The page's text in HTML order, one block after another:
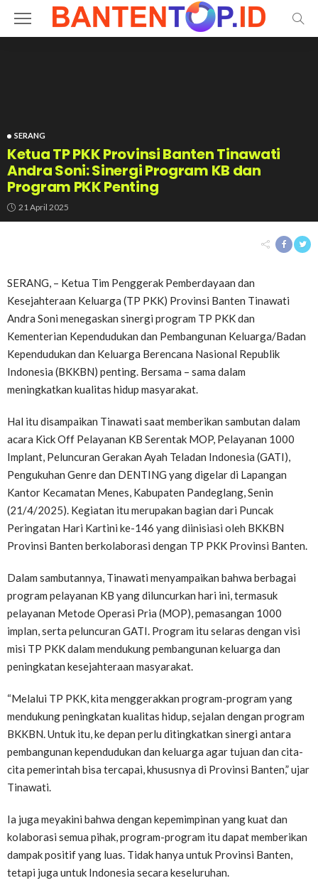
SERANG
Ketua TP PKK Provinsi Banten Tinawati
Andra Soni: Sinergi Program KB dan
Program PKK Penting
21 April 2025
SERANG, – Ketua Tim Penggerak Pemberdayaan dan
Kesejahteraan Keluarga (TP PKK) Provinsi Banten Tinawati
Andra Soni menegaskan sinergi program TP PKK dan
Kementerian Kependudukan dan Pembangunan Keluarga/Badan
Kependudukan dan Keluarga Berencana Nasional Republik
Indonesia (BKKBN) penting. Bersama – sama dalam
meningkatkan kualitas hidup masyarakat.
Hal itu disampaikan Tinawati saat memberikan sambutan dalam
acara Kick Off Pelayanan KB Serentak MOP, Pelayanan 1000
Implant, Peluncuran Gerakan Ayah Teladan Indonesia (GATI),
Pengukuhan Genre dan DENTING yang digelar di Lapangan
Kantor Kecamatan Menes, Kabupaten Pandeglang, Senin
(21/4/2025). Kegiatan itu merupakan bagian dari Puncak
Peringatan Hari Kartini ke-146 yang diinisiasi oleh BKKBN
Provinsi Banten berkolaborasi dengan TP PKK Provinsi Banten.
Dalam sambutannya, Tinawati menyampaikan bahwa berbagai
program pelayanan KB yang diluncurkan hari ini, termasuk
pelayanan Metode Operasi Pria (MOP), pemasangan 1000
implan, serta peluncuran GATI. Program itu selaras dengan visi
misi TP PKK dalam mendukung pembangunan keluarga dan
peningkatan kesejahteraan masyarakat.
“Melalui TP PKK, kita menggerakkan program-program yang
mendukung peningkatan kualitas hidup, sejalan dengan program
BKKBN. Untuk itu, ke depan perlu ditingkatkan sinergi antara
pembangunan kependudukan dan keluarga agar tujuan dan cita-
cita pemerintah bisa tercapai, khususnya di Provinsi Banten,” ujar
Tinawati.
Ia juga meyakini bahwa dengan kepemimpinan yang kuat dan
kolaborasi semua pihak, program-program itu dapat memberikan
dampak positif yang luas. Tidak hanya untuk Provinsi Banten,
tetapi juga untuk Indonesia secara keseluruhan.